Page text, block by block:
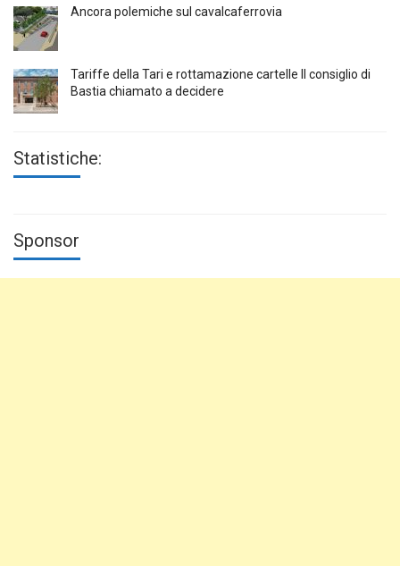
Ancora polemiche sul cavalcaferrovia
Tariffe della Tari e rottamazione cartelle Il consiglio di
Bastia chiamato a decidere
Statistiche:
Sponsor